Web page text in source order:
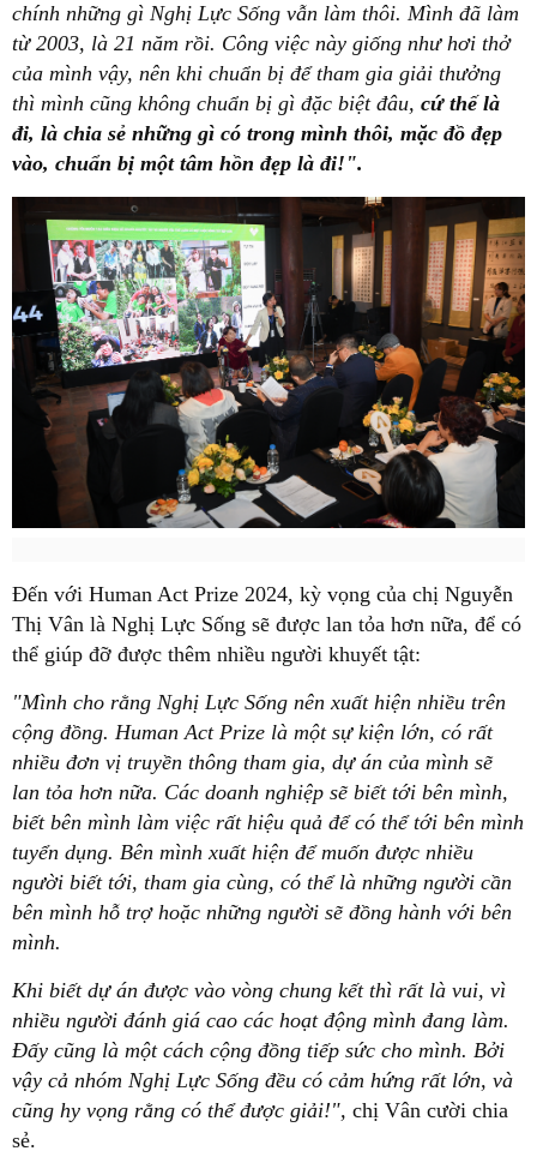
chính những gì Nghị Lực Sống vẫn làm thôi. Mình đã làm
từ 2003, là 21 năm rồi. Công việc này giống như hơi thở
của mình vậy, nên khi chuẩn bị để tham gia giải thưởng
thì mình cũng không chuẩn bị gì đặc biệt đâu, cứ thế là
đi, là chia sẻ những gì có trong mình thôi, mặc đồ đẹp
vào, chuẩn bị một tâm hồn đẹp là đi!".
Đến với Human Act Prize 2024, kỳ vọng của chị Nguyễn
Thị Vân là Nghị Lực Sống sẽ được lan tỏa hơn nữa, để có
thể giúp đỡ được thêm nhiều người khuyết tật:
"Mình cho rằng Nghị Lực Sống nên xuất hiện nhiều trên
cộng đồng. Human Act Prize là một sự kiện lớn, có rất
nhiều đơn vị truyền thông tham gia, dự án của mình sẽ
lan tỏa hơn nữa. Các doanh nghiệp sẽ biết tới bên mình,
biết bên mình làm việc rất hiệu quả để có thể tới bên mình
tuyển dụng. Bên mình xuất hiện để muốn được nhiều
người biết tới, tham gia cùng, có thể là những người cần
bên mình hỗ trợ hoặc những người sẽ đồng hành với bên
mình.
Khi biết dự án được vào vòng chung kết thì rất là vui, vì
nhiều người đánh giá cao các hoạt động mình đang làm.
Đấy cũng là một cách cộng đồng tiếp sức cho mình. Bởi
vậy cả nhóm Nghị Lực Sống đều có cảm hứng rất lớn, và
cũng hy vọng rằng có thể được giải!", chị Vân cười chia
sẻ.